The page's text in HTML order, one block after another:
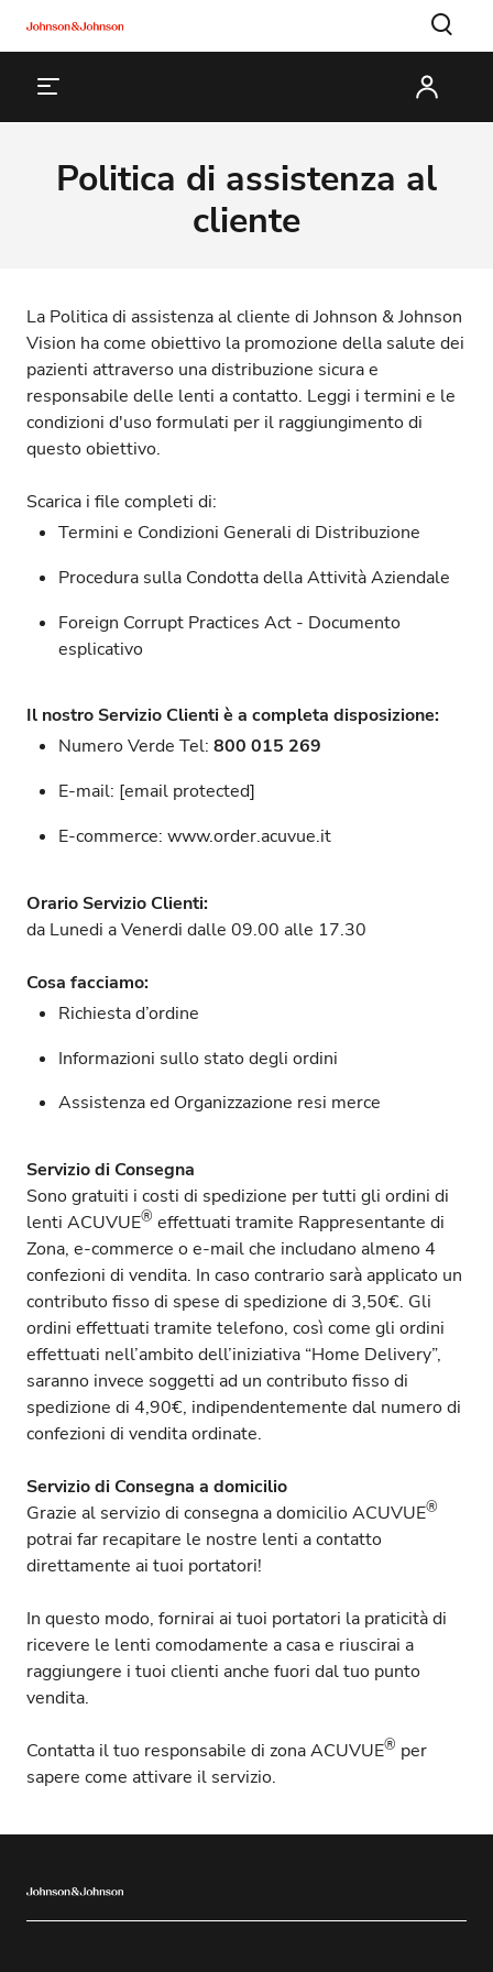
Politica di assistenza al
cliente
La Politica di assistenza al cliente di Johnson & Johnson
Vision ha come obiettivo la promozione della salute dei
pazienti attraverso una distribuzione sicura e
responsabile delle lenti a contatto. Leggi i termini e le
condizioni d'uso formulati per il raggiungimento di
questo obiettivo.
Scarica i file completi di:
Termini e Condizioni Generali di Distribuzione
Procedura sulla Condotta della Attività Aziendale
Foreign Corrupt Practices Act - Documento
esplicativo
Il nostro Servizio Clienti è a completa disposizione:
Numero Verde Tel: 800 015 269
E-mail: [email protected]
E-commerce: www.order.acuvue.it
Orario Servizio Clienti:
da Lunedi a Venerdi dalle 09.00 alle 17.30
Cosa facciamo:
Richiesta d’ordine
Informazioni sullo stato degli ordini
Assistenza ed Organizzazione resi merce
Servizio di Consegna
Sono gratuiti i costi di spedizione per tutti gli ordini di
lenti ACUVUE® effettuati tramite Rappresentante di
Zona, e-commerce o e-mail che includano almeno 4
confezioni di vendita. In caso contrario sarà applicato un
contributo fisso di spese di spedizione di 3,50€. Gli
ordini effettuati tramite telefono, così come gli ordini
effettuati nell’ambito dell’iniziativa “Home Delivery”,
saranno invece soggetti ad un contributo fisso di
spedizione di 4,90€, indipendentemente dal numero di
confezioni di vendita ordinate.
Servizio di Consegna a domicilio
Grazie al servizio di consegna a domicilio ACUVUE®
potrai far recapitare le nostre lenti a contatto
direttamente ai tuoi portatori!
In questo modo, fornirai ai tuoi portatori la praticità di
ricevere le lenti comodamente a casa e riuscirai a
raggiungere i tuoi clienti anche fuori dal tuo punto
vendita.
Contatta il tuo responsabile di zona ACUVUE® per
sapere come attivare il servizio.